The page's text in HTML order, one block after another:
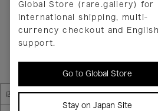
Global Store (rare.gallery) for
international shipping, multi-
currency checkout and English
support.
Go to Global Store
Stay on Japan Site
ヘルプ
お問い合わせ
当店について
店舗一覧 販売規